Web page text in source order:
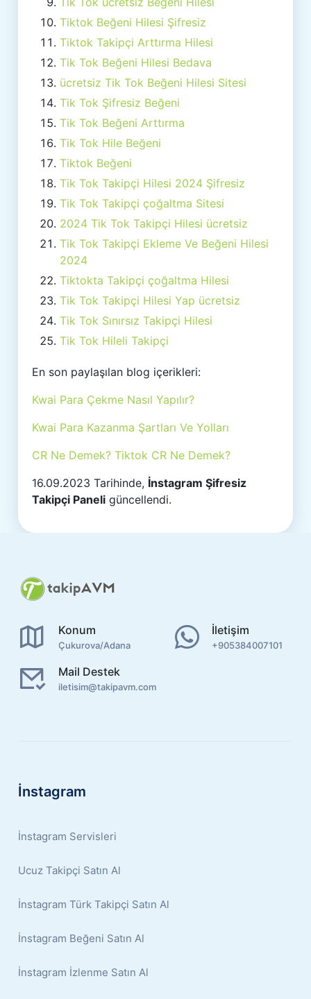
Tiktok Beğeni Hilesi Şifresiz
Tiktok Takipçi Arttırma Hilesi
Tik Tok Beğeni Hilesi Bedava
ücretsiz Tik Tok Beğeni Hilesi Sitesi
Tik Tok Şifresiz Beğeni
Tik Tok Beğeni Arttırma
Tik Tok Hile Beğeni
Tiktok Beğeni
Tik Tok Takipçi Hilesi 2024 Şifresiz
Tik Tok Takipçi çoğaltma Sitesi
2024 Tik Tok Takipçi Hilesi ücretsiz
Tik Tok Takipçi Ekleme Ve Beğeni Hilesi
2024
Tiktokta Takipçi çoğaltma Hilesi
Tik Tok Takipçi Hilesi Yap ücretsiz
Tik Tok Sınırsız Takipçi Hilesi
Tik Tok Hileli Takipçi
En son paylaşılan blog içerikleri:
Kwai Para Çekme Nasıl Yapılır?
Kwai Para Kazanma Şartları Ve Yolları
CR Ne Demek? Tiktok CR Ne Demek?
16.09.2023 Tarihinde, İnstagram Şifresiz
Takipçi Paneli güncellendi.
Konum
Çukurova/Adana
İletişim
+905384007101
Mail Destek
iletisim@takipavm.com
İnstagram
İnstagram Servisleri
Ucuz Takipçi Satın Al
İnstagram Türk Takipçi Satın Al
İnstagram Beğeni Satın Al
İnstagram İzlenme Satın Al